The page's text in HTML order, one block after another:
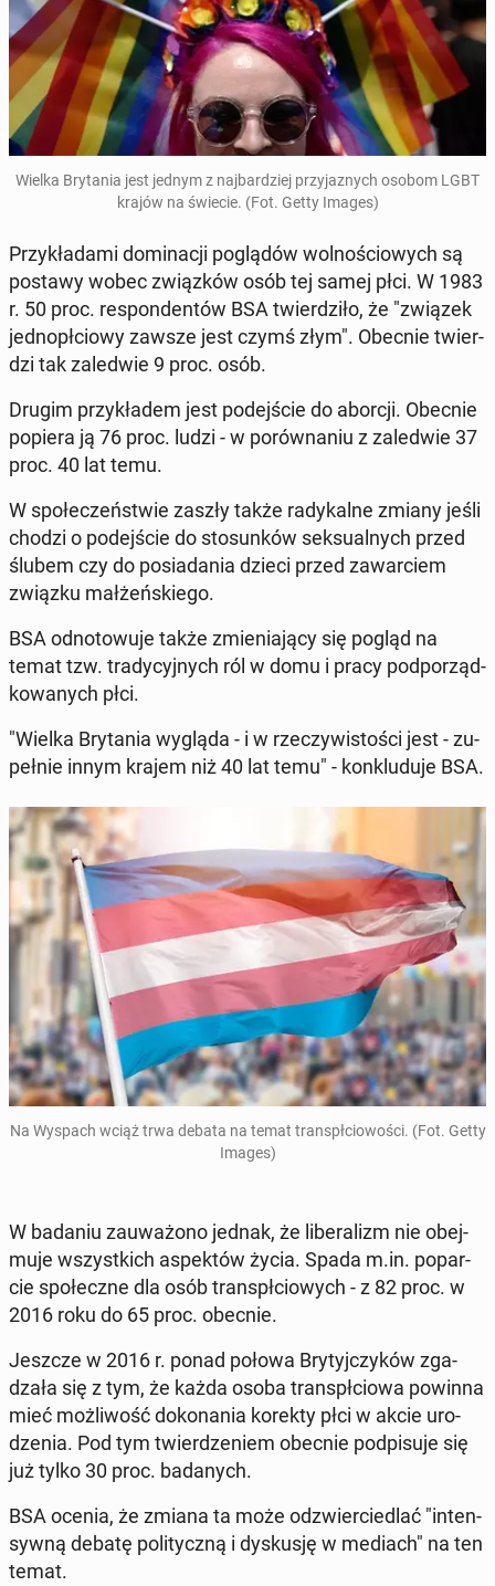
Wielka Bry­ta­nia jest jednym z naj­bar­dziej przy­ja­znych osobom LGBT
krajów na świecie. (Fot. Getty Images)
Przy­kła­da­mi do­mi­na­cji po­glą­dów wol­no­ścio­wych są
postawy wobec związ­ków osób tej samej płci. W 1983
r. 50 proc. re­spon­den­tów BSA twier­dzi­ło, że "związek
jed­no­pł­cio­wy zawsze jest czymś złym". Obecnie twier­
dzi tak za­le­d­wie 9 proc. osób.
Drugim przy­kła­dem jest po­dej­ście do aborcji. Obecnie
popiera ją 76 proc. ludzi - w po­rów­na­niu z za­le­d­wie 37
proc. 40 lat temu.
W spo­łe­czeń­stwie zaszły także ra­dy­kal­ne zmiany jeśli
chodzi o po­dej­ście do sto­sun­ków sek­su­al­nych przed
ślubem czy do po­sia­da­nia dzieci przed za­war­ciem
związku mał­żeń­skie­go.
BSA od­no­to­wu­je także zmie­nia­ją­cy się pogląd na
temat tzw. tra­dy­cyj­nych ról w domu i pracy pod­po­rząd­
ko­wa­nych płci.
"Wielka Bry­ta­nia wygląda - i w rze­czy­wi­sto­ści jest - zu­
peł­nie innym krajem niż 40 lat temu" - kon­klu­du­je BSA.
Na Wyspach wciąż trwa debata na temat trans­pł­cio­wo­ści. (Fot. Getty
Images)
W badaniu za­uwa­żo­no jednak, że li­be­ra­lizm nie obej­
mu­je wszyst­kich aspek­tów życia. Spada m.in. po­par­
cie spo­łecz­ne dla osób trans­pł­cio­wych - z 82 proc. w
2016 roku do 65 proc. obecnie.
Jeszcze w 2016 r. ponad połowa Bry­tyj­czy­ków zga­
dza­ła się z tym, że każda osoba trans­pł­cio­wa powinna
mieć moż­li­wość do­ko­na­nia korekty płci w akcie uro­
dze­nia. Pod tym twier­dze­niem obecnie pod­pi­su­je się
już tylko 30 proc. ba­da­nych.
BSA ocenia, że zmiana ta może od­zwier­cie­dlać "in­ten­
syw­ną debatę po­li­tycz­ną i dys­ku­sję w mediach" na ten
temat.